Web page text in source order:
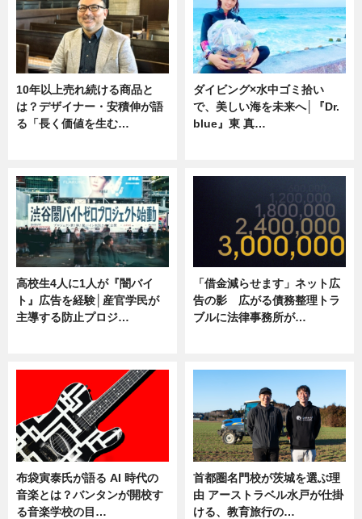
10年以上売れ続ける商品と
は？デザイナー・安積伸が語
る「長く価値を生む…
ダイビング×水中ゴミ拾い
で、美しい海を未来へ│『Dr.
blue』東 真…
高校生4人に1人が『闇バイ
ト』広告を経験│産官学民が
主導する防止プロジ…
「借金減らせます」ネット広
告の影 広がる債務整理トラ
ブルに法律事務所が…
布袋寅泰氏が語る AI 時代の
音楽とは？バンタンが開校す
る音楽学校の目…
首都圏名門校が茨城を選ぶ理
由 アーストラベル水戸が仕掛
ける、教育旅行の…